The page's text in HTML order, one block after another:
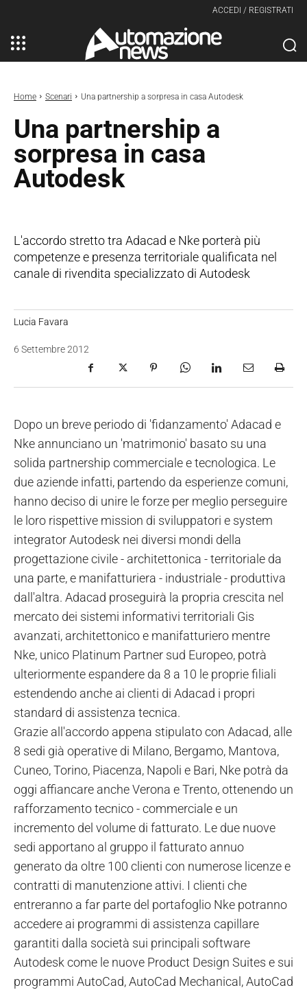
ACCEDI / REGISTRATI
Home Scenari Una partnership a sorpresa in casa Autodesk
Una partnership a
sorpresa in casa
Autodesk
L'accordo stretto tra Adacad e Nke porterà più
competenze e presenza territoriale qualificata nel
canale di rivendita specializzato di Autodesk
Lucia Favara
6 Settembre 2012
Dopo un breve periodo di 'fidanzamento' Adacad e
Nke annunciano un 'matrimonio' basato su una
solida partnership commerciale e tecnologica. Le
due aziende infatti, partendo da esperienze comuni,
hanno deciso di unire le forze per meglio perseguire
le loro rispettive mission di sviluppatori e system
integrator Autodesk nei diversi mondi della
progettazione civile - architettonica - territoriale da
una parte, e manifatturiera - industriale - produttiva
dall'altra. Adacad proseguirà la propria crescita nel
mercato dei sistemi informativi territoriali Gis
avanzati, architettonico e manifatturiero mentre
Nke, unico Platinum Partner sud Europeo, potrà
ulteriormente espandere da 8 a 10 le proprie filiali
estendendo anche ai clienti di Adacad i propri
standard di assistenza tecnica.
Grazie all'accordo appena stipulato con Adacad, alle
8 sedi già operative di Milano, Bergamo, Mantova,
Cuneo, Torino, Piacenza, Napoli e Bari, Nke potrà da
oggi affiancare anche Verona e Trento, ottenendo un
rafforzamento tecnico - commerciale e un
incremento del volume di fatturato. Le due nuove
sedi apportano al gruppo il fatturato annuo
generato da oltre 100 clienti con numerose licenze e
contratti di manutenzione attivi. I clienti che
entreranno a far parte del portafoglio Nke potranno
accedere ai programmi di assistenza capillare
garantiti dalla società sui principali software
Autodesk come le nuove Product Design Suites e sui
programmi AutoCad, AutoCad Mechanical, AutoCad